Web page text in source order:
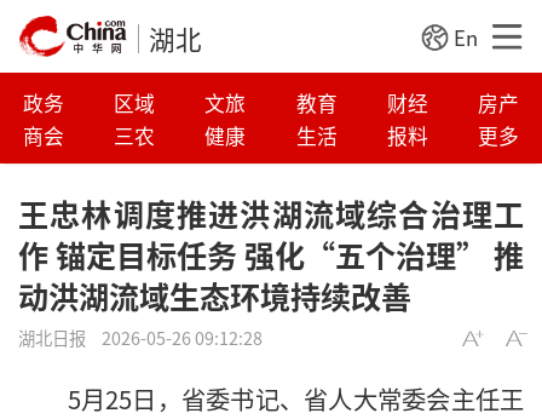
湖北 En
政务 区域 文旅 教育 财经
房产
商会
三农 健康 生活 报料 更多
王忠林调度推进洪湖流域综合治理工
作 锚定目标任务 强化“五个治理” 推
动洪湖流域生态环境持续改善
湖北日报 2026-05-26 09:12:28
5月25日，省委书记、省人大常委会主任王